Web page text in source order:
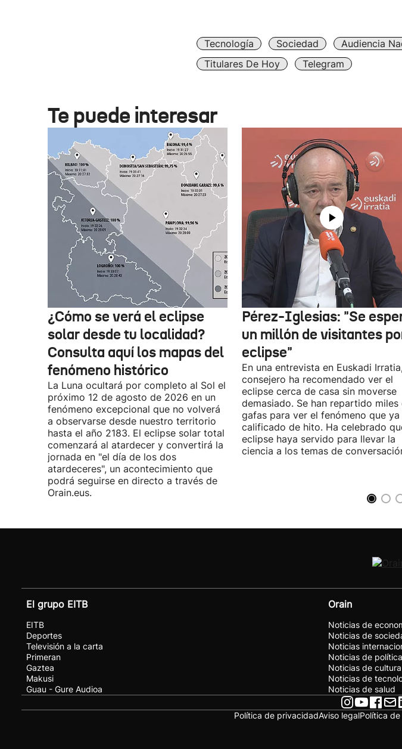
Tecnología Sociedad Audiencia
Titulares De Hoy
Telegram
Te puede interesar
¿Cómo se verá el eclipse
solar desde tu localidad?
Consulta aquí los mapas del
fenómeno histórico
La Luna ocultará por completo al Sol el
próximo 12 de agosto de 2026 en un
fenómeno excepcional que no volverá
a observarse desde nuestro territorio
hasta el año 2183. El eclipse solar total
comenzará al atardecer y convertirá la
jornada en "el día de los dos
atardeceres", un acontecimiento que
podrá seguirse en directo a través de
Orain.eus.
Pérez-Iglesias: "Se
un millón de visitantes
eclipse"
En una entrevista en Euskadi
consejero ha recomendado ver el
eclipse cerca de casa sin moverse
demasiado. Se han repartido miles
gafas para ver el fenómeno que ya
calificado de hito. Ha celebrado
eclipse haya servido para llevar la
ciencia a los temas de
El grupo EITB
EITB
Deportes
Televisión a la carta
Primeran
Gaztea
Makusi
Guau - Gure Audioa
Orain
Noticias de
Noticias de
Noticias
Noticias de política
Noticias de cultura
Noticias de
Noticias de salud
Política de privacidadAviso legalPolítica